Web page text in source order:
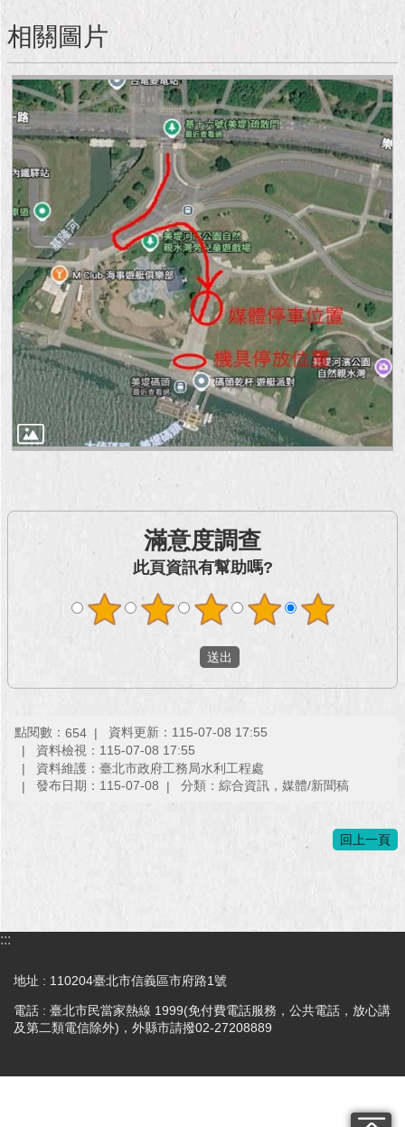
主
館
與
民
互
動
活
動
主
題
館
回
首
頁
網
站
澄
清
通
陳
系
統
公
相關圖片
滿意度調查
此頁資訊有幫助嗎?
點閱數： 654
資料更新：115-07-08 17:55
資料檢視：115-07-08 17:55
資料維護：臺北市政府工務局水利工程處
發布日期：115-07-08
分類：綜合資訊，媒體/新聞稿
回上一頁
:::
地址 : 110204臺北市信義區市府路1號
電話 : 臺北市民當家熱線 1999(免付費電話服務，公共電話，放心講
及第二類電信除外)，外縣市請撥02-27208889